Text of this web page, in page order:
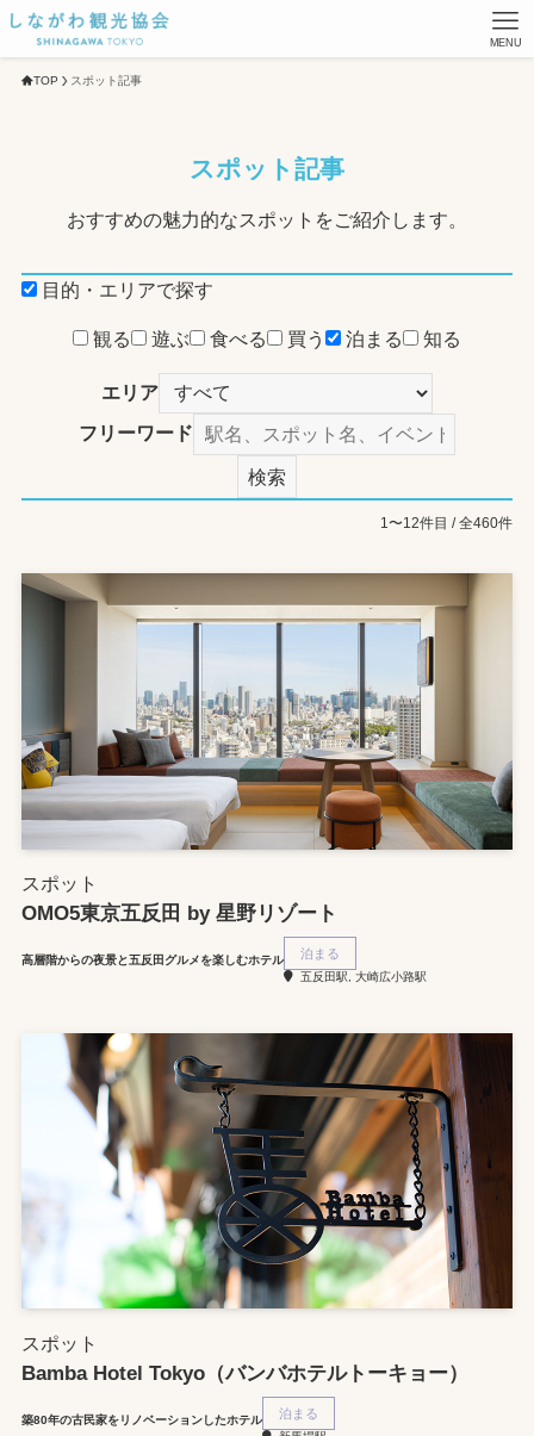
MENU
TOP スポット記事
スポット記事
おすすめの魅力的なスポットをご紹介します。
目的・エリアで探す
観る 遊ぶ 食べる 買う 泊まる 知る
エリア
フリーワード
検索
1〜12件目 / 全460件
スポット
OMO5東京五反田 by 星野リゾート
高層階からの夜景と五反田グルメを楽しむホテル 泊まる
五反田駅, 大崎広小路駅
スポット
Bamba Hotel Tokyo（バンバホテルトーキョー）
築80年の古民家をリノベーションしたホテル 泊まる